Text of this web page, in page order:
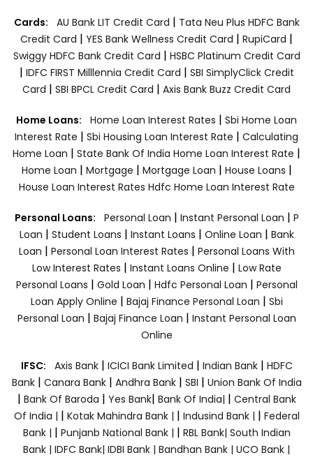
Cards: AU Bank LIT Credit Card | Tata Neu Plus HDFC Bank
Credit Card | YES Bank Wellness Credit Card | RupiCard |
Swiggy HDFC Bank Credit Card | HSBC Platinum Credit Card
| IDFC FIRST Milllennia Credit Card | SBI SimplyClick Credit
Card | SBI BPCL Credit Card | Axis Bank Buzz Credit Card
Home Loans: Home Loan Interest Rates | Sbi Home Loan
Interest Rate | Sbi Housing Loan Interest Rate | Calculating
Home Loan | State Bank Of India Home Loan Interest Rate |
Home Loan | Mortgage | Mortgage Loan | House Loans |
House Loan Interest Rates Hdfc Home Loan Interest Rate
Personal Loans: Personal Loan | Instant Personal Loan | P
Loan | Student Loans | Instant Loans | Online Loan | Bank
Loan | Personal Loan Interest Rates | Personal Loans With
Low Interest Rates | Instant Loans Online | Low Rate
Personal Loans | Gold Loan | Hdfc Personal Loan | Personal
Loan Apply Online | Bajaj Finance Personal Loan | Sbi
Personal Loan | Bajaj Finance Loan | Instant Personal Loan
Online
IFSC: Axis Bank | ICICI Bank Limited | Indian Bank | HDFC
Bank| Canara Bank | Andhra Bank| SBI | Union Bank Of India
| Bank Of Baroda | Yes Bank| Bank Of India| | Central Bank
Of India | | Kotak Mahindra Bank | | Indusind Bank | | Federal
Bank | | Punjanb National Bank | | RBL Bank| South Indian
Bank | IDFC Bank| IDBI Bank | Bandhan Bank | UCO Bank |